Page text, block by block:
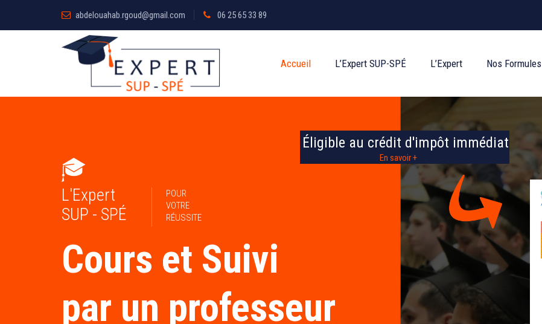
abdelouahab.rgoud@gmail.com 06 25 65 33 89
Accueil L’Expert SUP-SPÉ L’Expert Nos Formules
En savoir +
L'Expert
SUP - SPÉ
POUR
VOTRE
RÉUSSITE
Cours et Suivi
par un professeur
Éligible au crédit d'impôt immédiat